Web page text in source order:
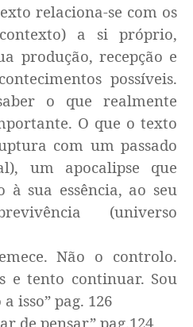
relaciona-se com os
a si próprio,
produção, recepção e
possíveis.
o que realmente
O que o texto
com um passado
um apocalipse que
sua essência, ao seu
(universo
Não o controlo.
e tento continuar. Sou
isso” pag. 126
de pensar” pag.124